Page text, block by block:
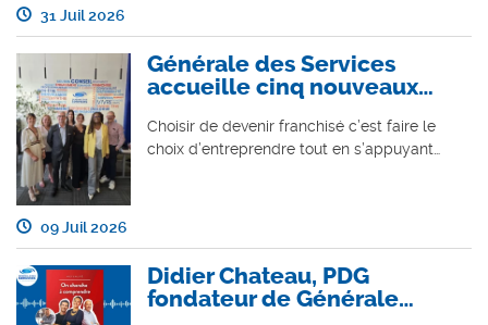
31 Juil 2026
Générale des Services
accueille cinq nouveaux…
Choisir de devenir franchisé c’est faire le
choix d’entreprendre tout en s’appuyant…
09 Juil 2026
Didier Chateau, PDG
fondateur de Générale…